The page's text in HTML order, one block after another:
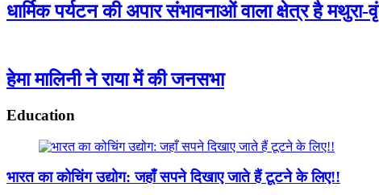
धार्मिक पर्यटन की अपार संभावनाओं वाला क्षेत्र है
हेमा मालिनी ने राया में की जनसभा
Education
​भारत का कोचिंग उद्योग: जहाँ सपने दिखाए जाते हैं टूटने के लिए!!